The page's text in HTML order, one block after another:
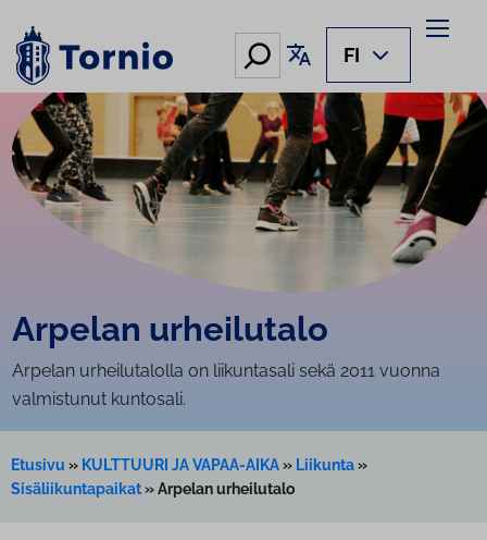
sisältöön
Hae Käännä sivu
FI
Arpelan urheilutalo
Arpelan urheilutalolla on liikuntasali sekä 2011 vuonna
valmistunut kuntosali.
Etusivu » KULTTUURI JA VAPAA-AIKA» Liikunta»
Sisäliikuntapaikat»Arpelan urheilutalo